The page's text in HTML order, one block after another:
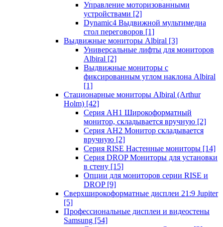
Управление моторизованными
устройствами [2]
Dynamic4 Выдвижной мультимедиа
стол переговоров [1]
Выдвижные мониторы Albiral [3]
Универсальные лифты для мониторов
Albiral [2]
Выдвижные мониторы с
фиксированным углом наклона Albiral
[1]
Стационарные мониторы Albiral (Arthur
Holm) [42]
Серия AH1 Широкоформатный
монитор, складывается вручную [2]
Серия AH2 Монитор складывается
вручную [2]
Серия RISE Настенные мониторы [14]
Серия DROP Мониторы для установки
в стену [15]
Опции для мониторов серии RISE и
DROP [9]
Сверхширокоформатные дисплеи 21:9 Jupiter
[5]
Профессиональные дисплеи и видеостены
Samsung [54]